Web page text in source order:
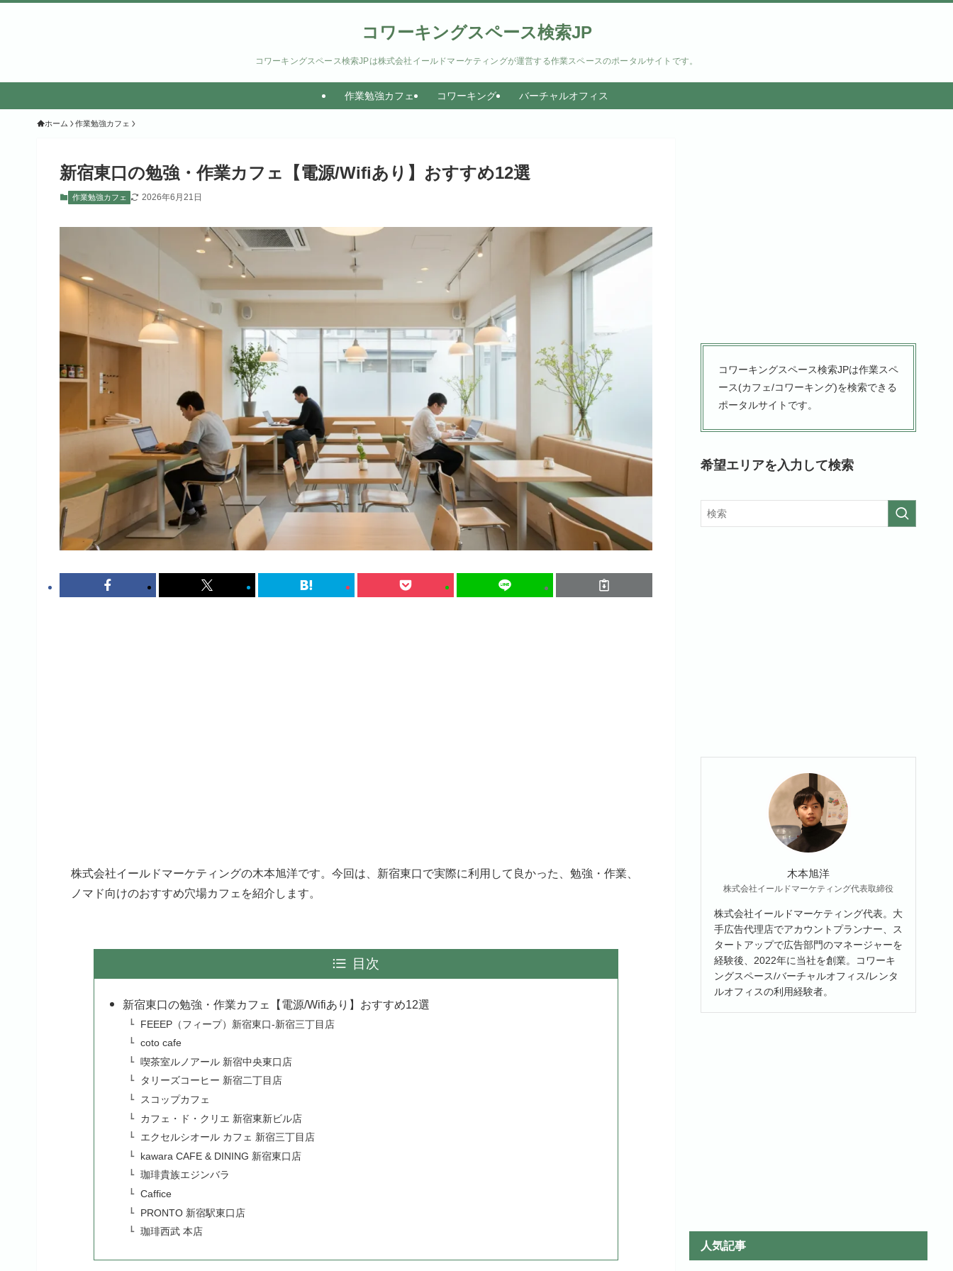
コワーキングスペース検索JP
コワーキングスペース検索JPは株式会社イールドマーケティングが運営する作業スペースのポータルサイトです。
作業勉強カフェ コワーキング バーチャルオフィス
ホーム 作業勉強カフェ
新宿東口の勉強・作業カフェ【電源/Wifiあり】おすすめ12選
作業勉強カフェ 2026年6月21日
株式会社イールドマーケティングの木本旭洋です。今回は、新宿東口で実際に利用して良かった、勉強・作業、
ノマド向けのおすすめ穴場カフェを紹介します。
目次
新宿東口の勉強・作業カフェ【電源/Wifiあり】おすすめ12選
FEEEP（フィープ）新宿東口-新宿三丁目店
coto cafe
喫茶室ルノアール 新宿中央東口店
タリーズコーヒー 新宿二丁目店
スコップカフェ
カフェ・ド・クリエ 新宿東新ビル店
エクセルシオール カフェ 新宿三丁目店
kawara CAFE & DINING 新宿東口店
珈琲貴族エジンバラ
Caffice
PRONTO 新宿駅東口店
珈琲西武 本店
コワーキングスペース検索JPは作業スペ
ース(カフェ/コワーキング)を検索できる
ポータルサイトです。
希望エリアを入力して検索
木本旭洋
株式会社イールドマーケティング代表取締役
株式会社イールドマーケティング代表。大
手広告代理店でアカウントプランナー、ス
タートアップで広告部門のマネージャーを
経験後、2022年に当社を創業。コワーキ
ングスペース/バーチャルオフィス/レンタ
ルオフィスの利用経験者。
人気記事